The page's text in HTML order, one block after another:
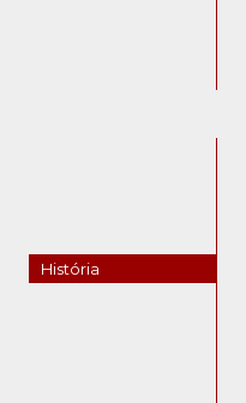
História